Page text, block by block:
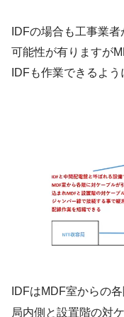
IDFの場合も工事業
可能性が有りますが
IDFも作業できるよ
IDFはMDF室からの
局内側と設置階の対